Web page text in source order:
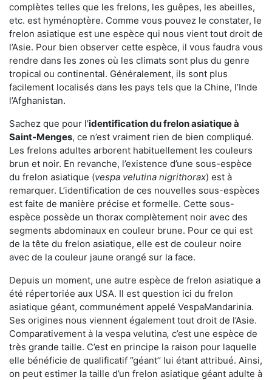
complètes telles que les frelons, les guêpes, les abeilles,
etc. est hyménoptère. Comme vous pouvez le constater, le
frelon asiatique est une espèce qui nous vient tout droit de
l’Asie. Pour bien observer cette espèce, il vous faudra vous
rendre dans les zones où les climats sont plus du genre
tropical ou continental. Généralement, ils sont plus
facilement localisés dans les pays tels que la Chine, l’Inde
l’Afghanistan.
Sachez que pour l’identification du frelon asiatiqueà
Saint-Menges, ce n’est vraiment rien de bien compliqué.
Les frelons adultes arborent habituellement les couleurs
brun et noir. En revanche, l’existence d’une sous-espèce
du frelon asiatique (vespa velutina nigrithorax) est à
remarquer. L’identification de ces nouvelles sous-espèces
est faite de manière précise et formelle. Cette sous-
espèce possède un thorax complètement noir avec des
segments abdominaux en couleur brune. Pour ce qui est
de la tête du frelon asiatique, elle est de couleur noire
avec de la couleur jaune orangé sur la face.
Depuis un moment, une autre espèce de frelon asiatique a
été répertoriée aux USA. Il est question ici du frelon
asiatique géant, communément appelé VespaMandarinia.
Ses origines nous viennent également tout droit de l’Asie.
Comparativement à la vespa velutina, c’est une espèce de
très grande taille. C’est en principe la raison pour laquelle
elle bénéficie de qualificatif ‘’géant’’ lui étant attribué. Ainsi,
on peut estimer la taille d’un frelon asiatique géant adulte à